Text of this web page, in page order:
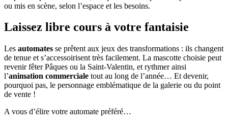
ou mis en scène, selon l’espace et les besoins.
Laissez libre cours à votre fantaisie
Les automates se prêtent aux jeux des transformations : ils changent
de tenue et s’accessoirisent très facilement. La mascotte choisie peut
revenir fêter Pâques ou la Saint-Valentin, et rythmer ainsi
l’animation commerciale tout au long de l’année… Et devenir,
pourquoi pas, le personnage emblématique de la galerie ou du point
de vente !
A vous d’élire votre automate préféré…